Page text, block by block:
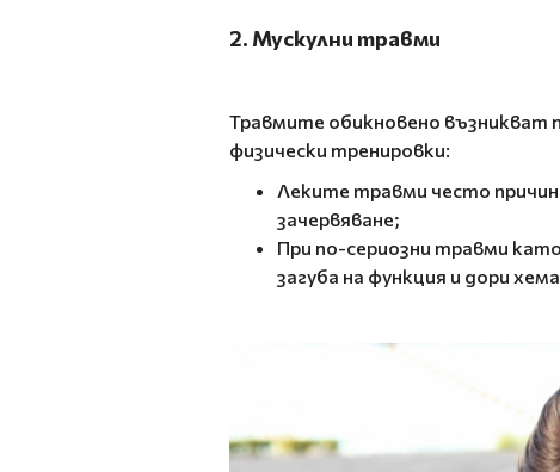
2. Мускулни травми
Травмите обикновено възникват
физически тренировки:
Леките травми често
зачервяване;
При по-сериозни травми
загуба на функция и дори